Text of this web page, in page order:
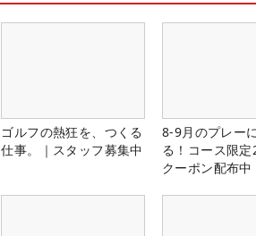
ゴルフの熱狂を、つくる
仕事。｜スタッフ募集中
8-9月のプレー
る！コース限
クーポン配布中